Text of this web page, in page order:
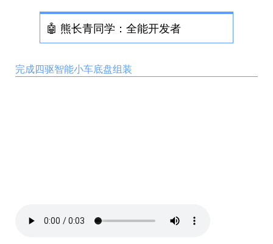
🤖 熊长青同学：全能开发者
完成四驱智能小车底盘组装